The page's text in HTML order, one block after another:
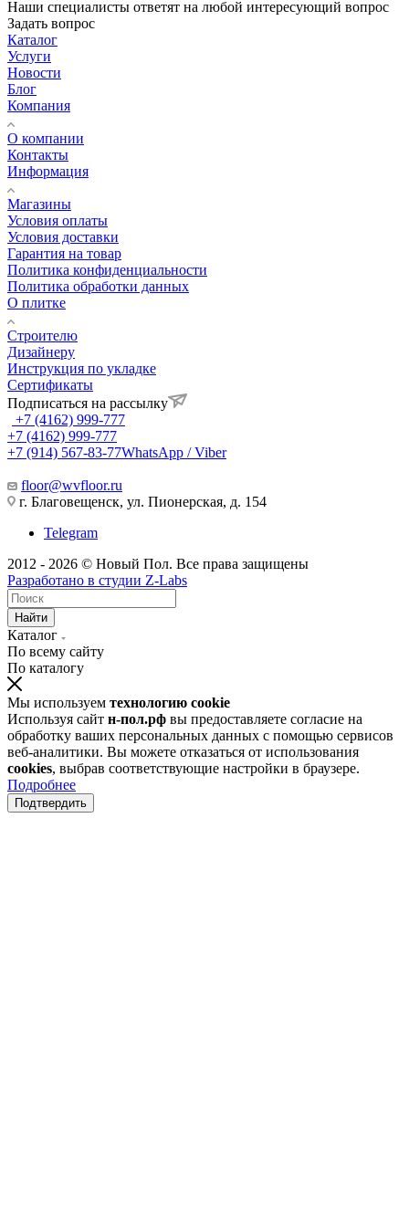
Наши специалисты ответят на любой интересующий вопрос
Задать вопрос
Каталог
Услуги
Новости
Блог
Компания
О компании
Контакты
Информация
Магазины
Условия оплаты
Условия доставки
Гарантия на товар
Политика конфиденциальности
Политика обработки данных
О плитке
Строителю
Дизайнеру
Инструкция по укладке
Сертификаты
Подписаться на рассылку
+7 (4162) 999-777
+7 (4162) 999-777
+7 (914) 567-83-77WhatsApp / Viber
floor@wvfloor.ru
г. Благовещенск, ул. Пионерская, д. 154
Telegram
2012 - 2026 © Новый Пол. Все права защищены
Разработано в студии Z-Labs
Найти
Каталог
По всему сайту
По каталогу
Мы используем технологию cookie
Используя сайт н-пол.рф вы предоставляете согласие на
обработку ваших персональных данных с помощью сервисов
веб-аналитики. Вы можете отказаться от использования
cookies, выбрав соответствующие настройки в браузере.
Подробнее
Подтвердить